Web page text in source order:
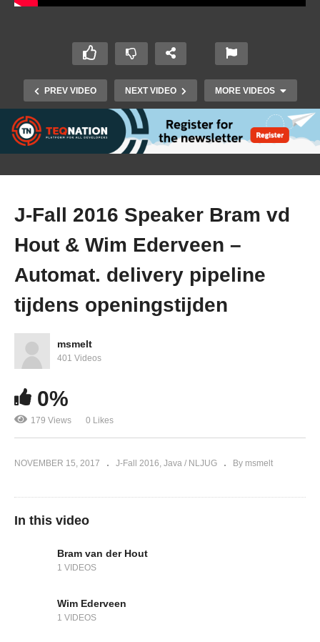
PREV VIDEO NEXT VIDEO MORE VIDEOS
Kids Code and How We Know
J-Fall 2016 Speaker Bram vd
Hout & Wim Ederveen –
Automat. delivery pipeline
tijdens openingstijden
msmelt
401 Videos
0%
179 Views 0 Likes
NOVEMBER 15, 2017 J-Fall 2016 Java / NLJUG By msmelt
In this video
Bram van der Hout
1 VIDEOS
Wim Ederveen
1 VIDEOS